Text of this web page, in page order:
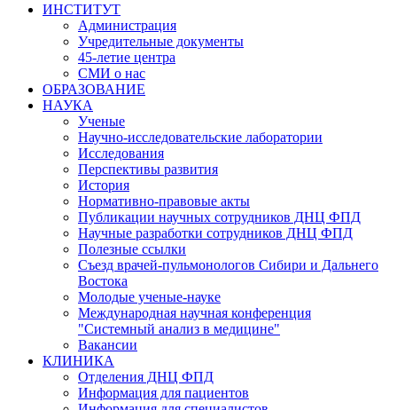
ИНСТИТУТ
Администрация
Учредительные документы
45-летие центра
СМИ о нас
ОБРАЗОВАНИЕ
НАУКА
Ученые
Научно-исследовательские лаборатории
Исследования
Перспективы развития
История
Нормативно-правовые акты
Публикации научных сотрудников ДНЦ ФПД
Научные разработки сотрудников ДНЦ ФПД
Полезные ссылки
Съезд врачей-пульмонологов Сибири и Дальнего
Востока
Молодые ученые-науке
Международная научная конференция
"Системный анализ в медицине"
Вакансии
КЛИНИКА
Отделения ДНЦ ФПД
Информация для пациентов